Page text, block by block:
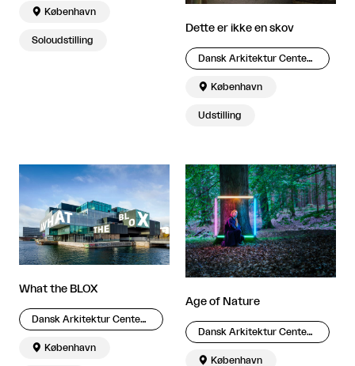
 København
Soloudstilling
Dette er ikke en skov
Dansk Arkitektur Center – DAC
 København
Udstilling
What the BLOX
Dansk Arkitektur Center – DAC
 København
Age of Nature
Dansk Arkitektur Center – DAC
 København